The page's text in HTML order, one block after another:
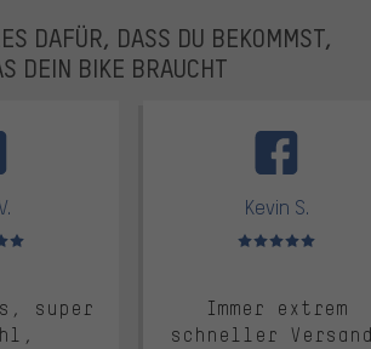
DAFÜR, DASS DU BEKOMMST,
DEIN BIKE BRAUCHT
5 von 5
super
Kevin S.
Bewertungen: 5 von 5
Immer extrem
schneller